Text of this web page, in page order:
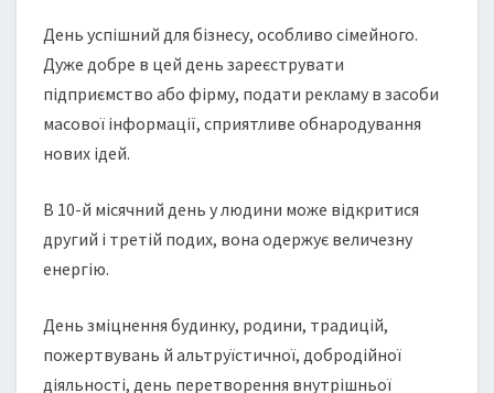
День успішний для бізнесу, особливо сімейного.
Дуже добре в цей день зареєструвати
підприємство або фірму, подати рекламу в засоби
масової інформації, сприятливе обнародування
нових ідей.
В 10-й місячний день у людини може відкритися
другий і третій подих, вона одержує величезну
енергію.
День зміцнення будинку, родини, традицій,
пожертвувань й альтруїстичної, добродійної
діяльності, день перетворення внутрішньої